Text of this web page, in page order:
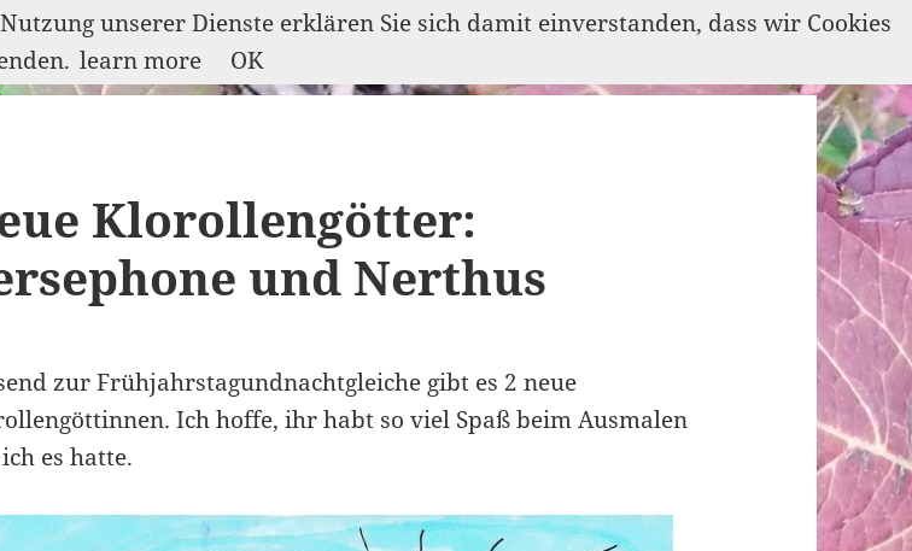
Klorollengötter:
und Nerthus
zur Frühjahrstagundnachtgleiche gibt es 2 neue
Ich hoffe, ihr habt so viel Spaß beim Ausmalen
es hatte.
unserer Dienste erklären Sie sich damit einverstanden, dass wir Cookies
learn more OK